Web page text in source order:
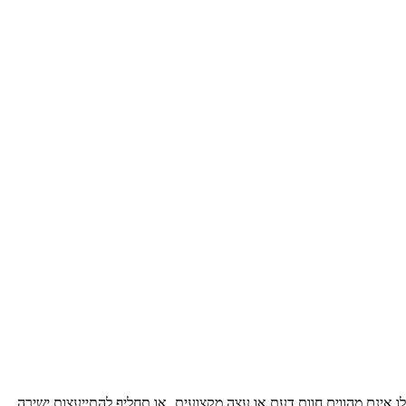
מהווים חוות דעת או עצה מקצועיתˎ או תחליף להתייעצות ישירה